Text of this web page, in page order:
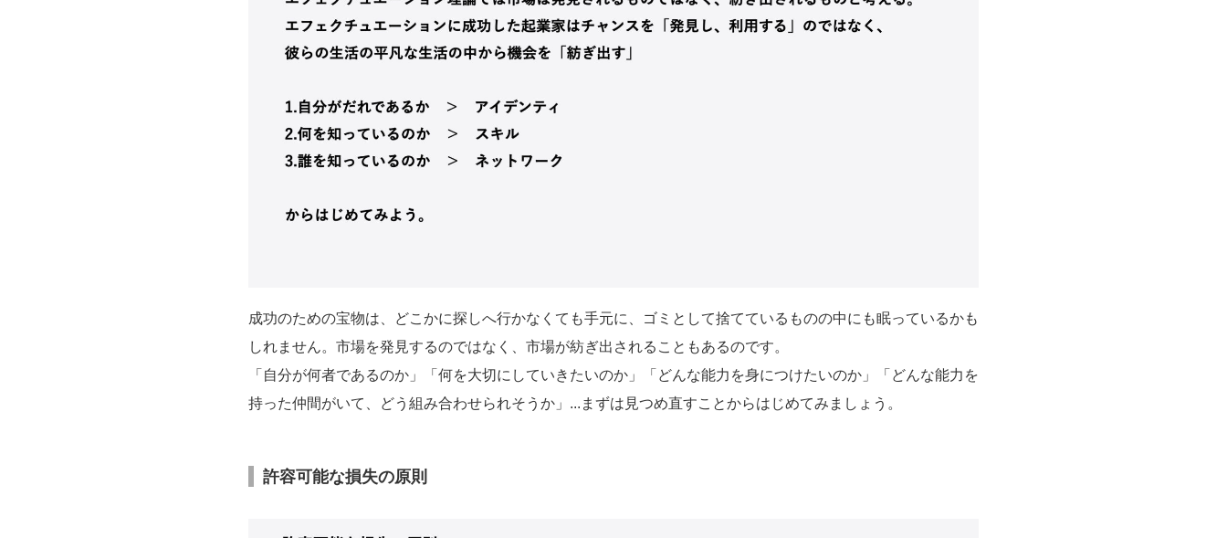
成功のための宝物は、どこかに探しへ行かなくても手元に、ゴミとして捨てているものの中にも眠っているかも
しれません。市場を発見するのではなく、市場が紡ぎ出されることもあるのです。
「自分が何者であるのか」「何を大切にしていきたいのか」「どんな能力を身につけたいのか」「どんな能力を
持った仲間がいて、どう組み合わせられそうか」...まずは見つめ直すことからはじめてみましょう。
許容可能な損失の原則